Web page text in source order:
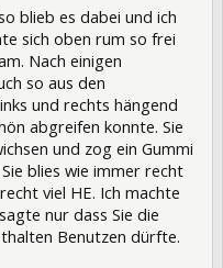
blieb es dabei und ich
sich oben rum so frei
Nach einigen
so aus den
und rechts hängend
abgreifen konnte. Sie
und zog ein Gummi
blies wie immer recht
viel HE. Ich machte
nur dass Sie die
Benutzen dürfte.